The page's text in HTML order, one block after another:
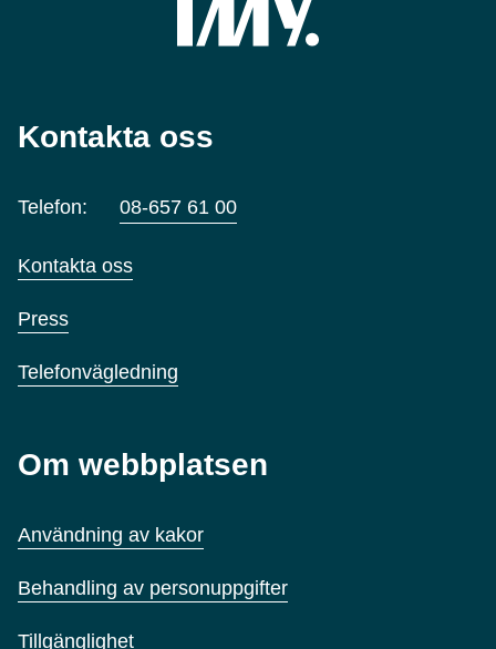
Kontakta oss
Telefon: 08-657 61 00
Kontakta oss
Press
Telefonvägledning
Om webbplatsen
Användning av kakor
Behandling av personuppgifter
Tillgänglighet